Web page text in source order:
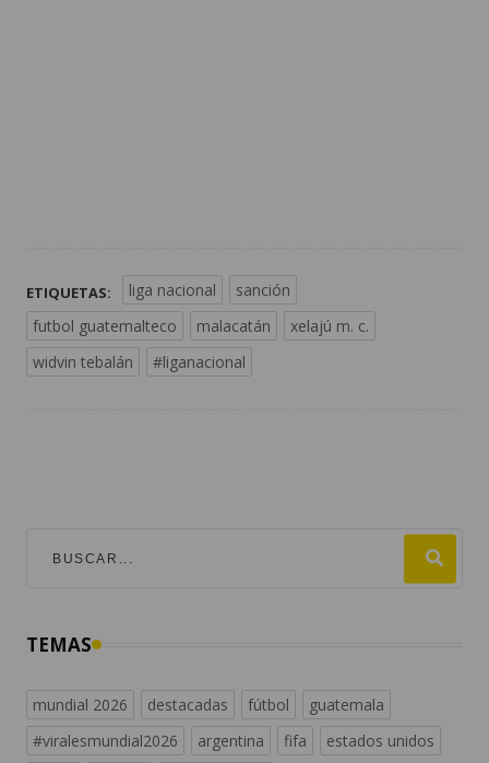
ETIQUETAS: liga nacional
sanción
futbol guatemalteco
malacatán
xelajú m. c.
widvin tebalán
#liganacional
TEMAS
mundial 2026 destacadas fútbol
guatemala
#viralesmundial2026
argentina fifa
estados unidos